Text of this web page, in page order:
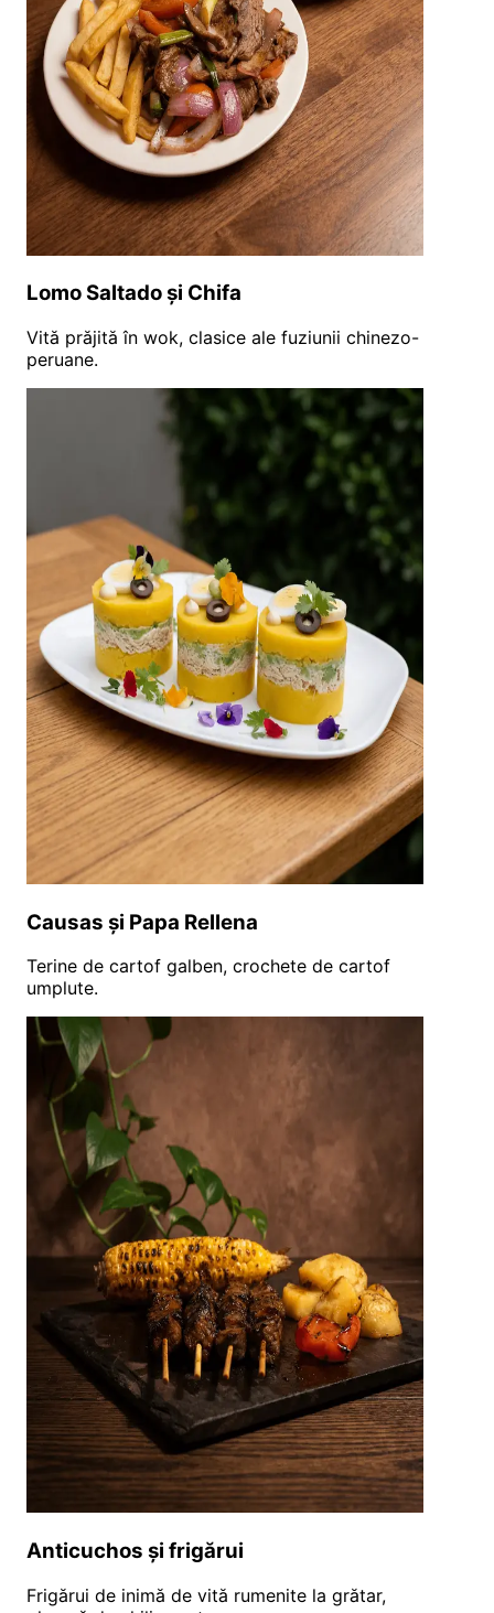
Lomo Saltado și Chifa
Vită prăjită în wok, clasice ale fuziunii chinezo-
peruane.
Causas și Papa Rellena
Terine de cartof galben, crochete de cartof
umplute.
Anticuchos și frigărui
Frigărui de inimă de vită rumenite la grătar,